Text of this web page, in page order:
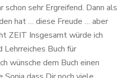
schon sehr Ergreifend. Dann als
hat … diese Freude … aber
ZEIT Insgesamt würde ich
Lehrreiches Buch für
wünsche dem Buch einen